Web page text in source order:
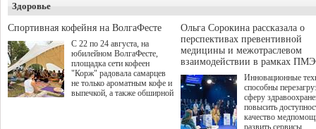
а сам он
Здоровье
Спортивная кофейня на ВолгаФесте
С 22 по 24 августа, на
юбилейном ВолгаФесте,
площадка сети кофеен
"Корж" радовала самарцев
не только ароматным кофе и
выпечкой, а также обширной
Ольга Сорокина рассказала о
перспективах превентивной
медицины и межотраслевом
взаимодействии в рамках
Инновационные
способны
сферу
повысить
качество
развить сервисы